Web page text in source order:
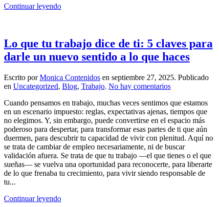
Continuar leyendo
Lo que tu trabajo dice de ti: 5 claves para
darle un nuevo sentido a lo que haces
Escrito porMonica Contenidos en septiembre 27, 2025. Publicado
en Uncategorized, Blog, Trabajo. No hay comentariosen
que
tu
trabajo
dice
de
ti:
5
claves
para
Cuando pensamos en trabajo, muchas veces sentimos que estamos
en un escenario impuesto: reglas, expectativas ajenas, tiempos que
no elegimos. Y, sin embargo, puede convertirse en el espacio más
poderoso para despertar, para transformar esas partes de ti que aún
duermen, para descubrir tu capacidad de vivir con plenitud. Aquí no
se trata de cambiar de empleo necesariamente, ni de buscar
validación afuera. Se trata de que tu trabajo —el que tienes o el que
sueñas— se vuelva una oportunidad para reconocerte, para liberarte
de lo que frenaba tu crecimiento, para vivir siendo responsable de
tu...
Continuar leyendo